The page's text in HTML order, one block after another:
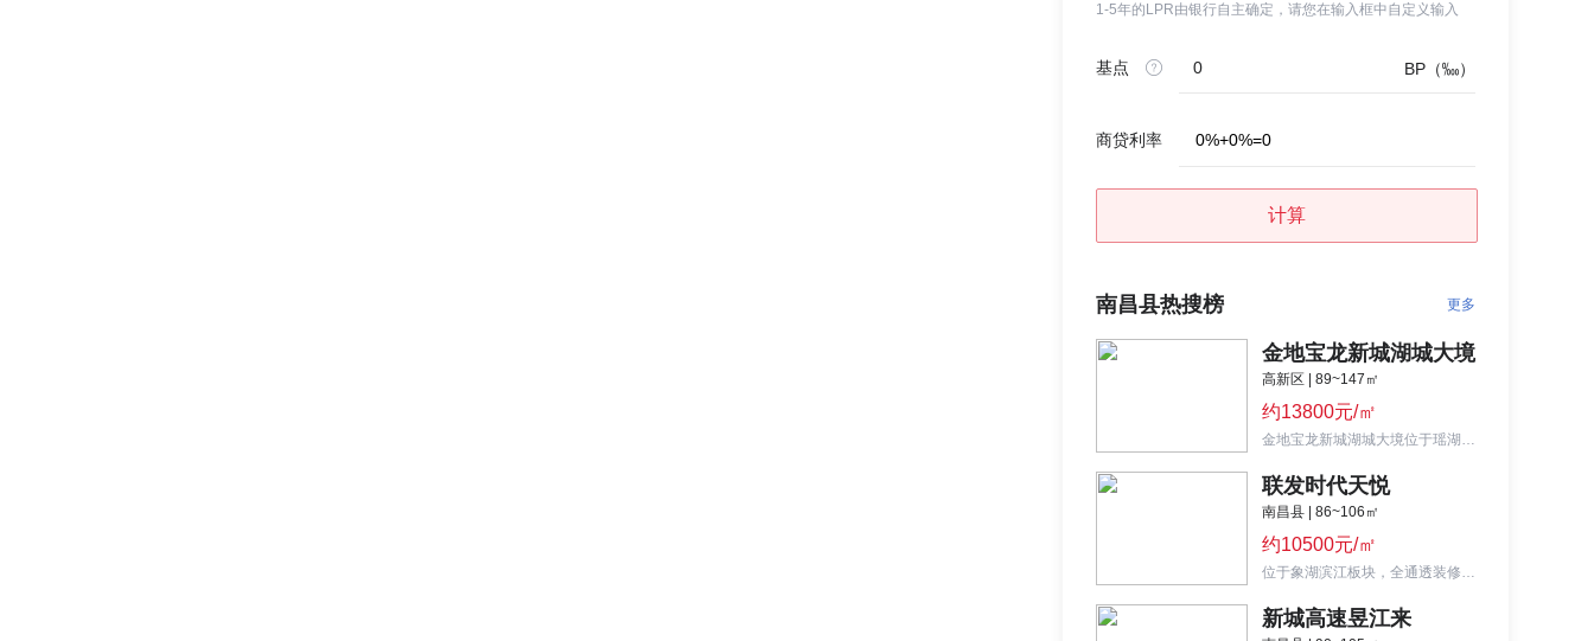
1-5年的LPR由银行自主确定，请您在输入框中自定义输入
基点 BP（‱）
商贷利率 0%+0%=0
计算
南昌县热搜榜 更多
金地宝龙新城湖城大境
高新区 | 89~147㎡
约13800元/㎡
金地宝龙新城湖城大境位于瑶湖科学岛门户位置，自带20万㎡金地商业，主推89—120㎡小高层。
联发时代天悦
南昌县 | 86~106㎡
约10500元/㎡
位于象湖滨江板块，全通透装修三房，主推86-118㎡小高。
新城高速昱江来